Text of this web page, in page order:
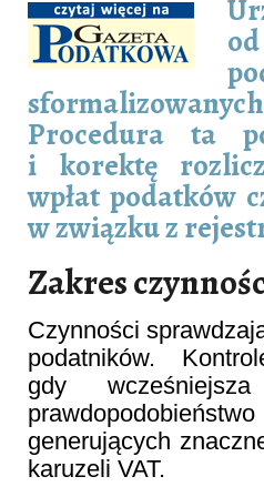
Procedura ta
i korektę
wpłat podatków
w związku z
Zakres
Czynności
podatników.
gdy
generujących
karuzeli VAT.